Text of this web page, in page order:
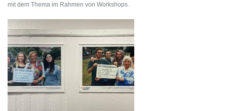
mit dem Thema im Rahmen von Workshops.